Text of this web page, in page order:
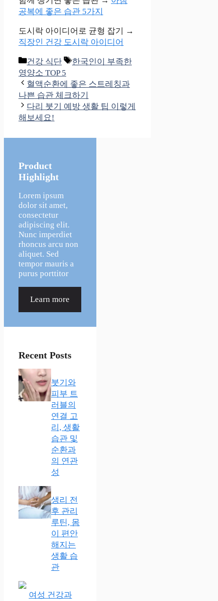
공복에 좋은 습관 5가지
도시락 아이디어로 균형 잡기 →
직장인 건강 도시락 아이디어
카
테
고
리
건강 식단
태
한국인이 부족한
영양소 TOP 5
혈액순환에 좋은 스트레칭과
나쁜 습관 체크하기
다리 붓기 예방 생활 팁 이렇게
해보세요!
Product
Highlight
Lorem ipsum
dolor sit amet,
consectetur
adipiscing elit.
Nunc imperdiet
rhoncus arcu non
aliquet. Sed
tempor mauris a
purus porttitor
Learn more
Recent Posts
붓기와
피부 트
러블의
연결 고
리, 생활
습관 및
순환과
의 연관
성
생리 전
후 관리
루틴, 몸
이 편안
해지는
생활 습
관
여성 건강과